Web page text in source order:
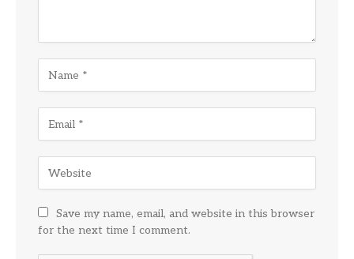
Save my name, email, and website in this browser
for the next time I comment.